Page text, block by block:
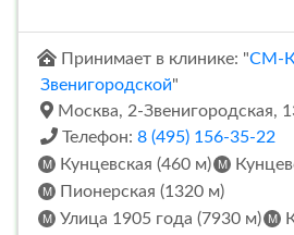
Принимает в клинике: "СМ-
Звенигородской"
Москва, 2-Звенигородская,
Телефон: 8 (495) 156-35-22
Кунцевская (460 м)
Пионерская (1320 м)
Улица 1905 года (7930 м)